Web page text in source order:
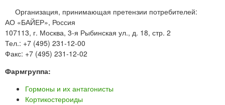
Организация, принимающая претензии потребителей:
АО «БАЙЕР», Россия
107113, г. Москва, 3-я Рыбинская ул., д. 18, стр. 2
Тел.: +7 (495) 231-12-00
Факс: +7 (495) 231-12-02
Фармгруппа:
Гормоны и их антагонисты
Кортикостероиды